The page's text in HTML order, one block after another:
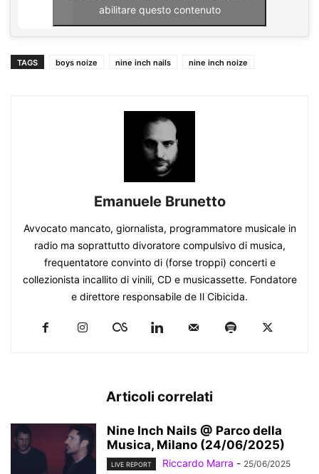
abilitare questo contenuto
TAGS boys noize nine inch nails nine inch noize
Emanuele Brunetto
Avvocato mancato, giornalista, programmatore musicale in
radio ma soprattutto divoratore compulsivo di musica,
frequentatore convinto di (forse troppi) concerti e
collezionista incallito di vinili, CD e musicassette. Fondatore
e direttore responsabile de Il Cibicida.
Articoli correlati
Nine Inch Nails @ Parco della
Musica, Milano (24/06/2025)
LIVE REPORT Riccardo Marra - 25/06/2025